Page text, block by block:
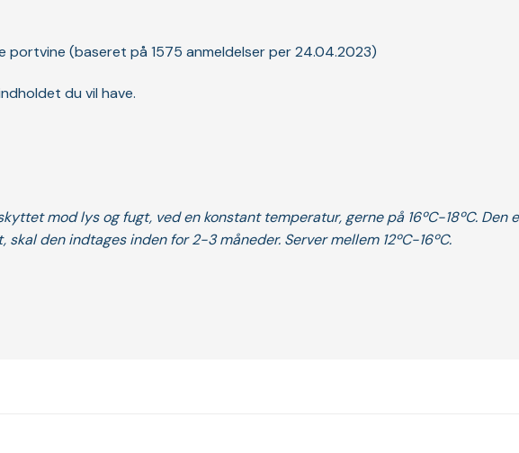
(baseret på 1575 anmeldelser per 24.04.2023)
du vil have.
mod lys og fugt, ved en konstant temperatur, gerne på 16ºC-18ºC. Den
skal den indtages inden for 2-3 måneder. Server mellem 12ºC-16ºC.